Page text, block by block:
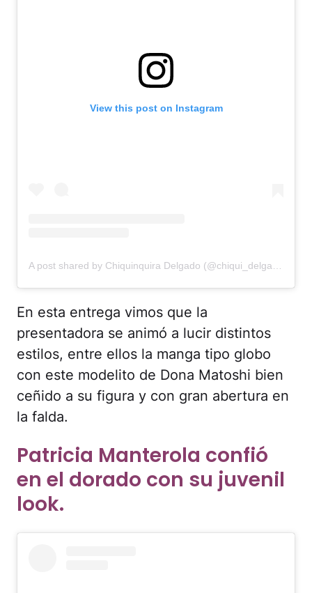
View this post on Instagram
En esta entrega vimos que la
presentadora se animó a lucir distintos
estilos, entre ellos la manga tipo globo
con este modelito de Dona Matoshi bien
ceñido a su figura y con gran abertura en
la falda.
Patricia Manterola confió
en el dorado con su juvenil
look.